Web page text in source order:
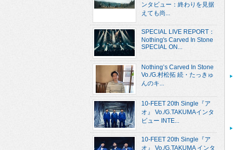
ンタビュー：終わりを見据
えても尚...
SPECIAL LIVE REPORT：
Nothing's Carved In Stone
SPECIAL ON...
Nothing’s Carved In Stone
Vo./G.村松拓 続・たっきゅ
んのキ...
10-FEET 20th Single『ア
オ』 Vo./G.TAKUMAインタ
ビュー INTE...
10-FEET 20th Single『ア
オ』 Vo./G.TAKUMA インタ